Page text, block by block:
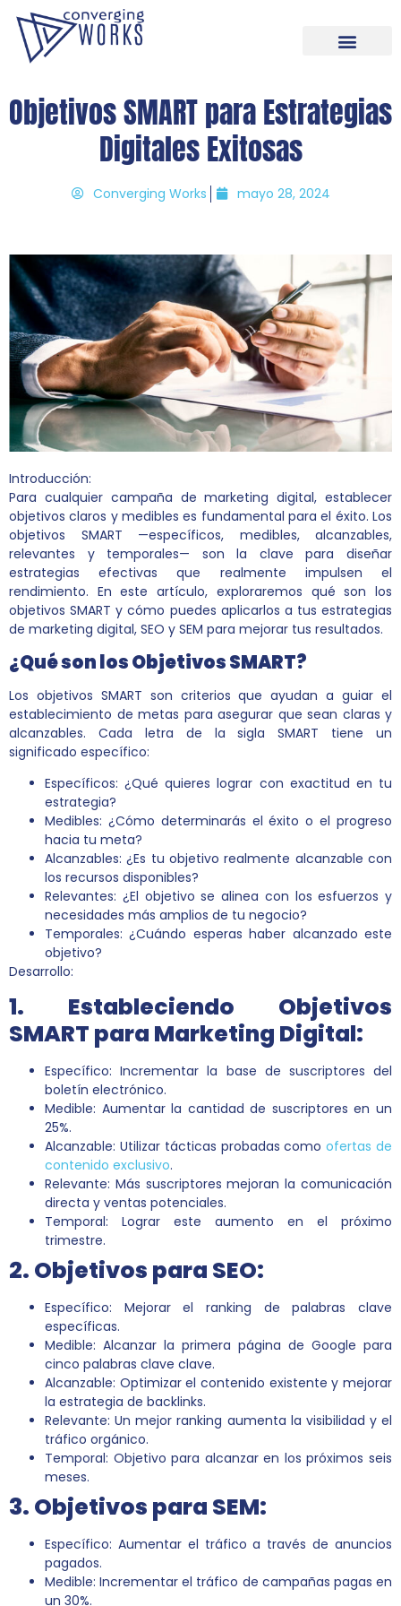
Objetivos SMART para Estrategias
Digitales Exitosas
Converging Works mayo 28, 2024
Introducción:
Para cualquier campaña de marketing digital, establecer
objetivos claros y medibles es fundamental para el éxito. Los
objetivos SMART —específicos, medibles, alcanzables,
relevantes y temporales— son la clave para diseñar
estrategias efectivas que realmente impulsen el
rendimiento. En este artículo, exploraremos qué son los
objetivos SMART y cómo puedes aplicarlos a tus estrategias
de marketing digital, SEO y SEM para mejorar tus resultados.
¿Qué son los Objetivos SMART?
Los objetivos SMART son criterios que ayudan a guiar el
establecimiento de metas para asegurar que sean claras y
alcanzables. Cada letra de la sigla SMART tiene un
significado específico:
Específicos: ¿Qué quieres lograr con exactitud en tu
estrategia?
Medibles: ¿Cómo determinarás el éxito o el progreso
hacia tu meta?
Alcanzables: ¿Es tu objetivo realmente alcanzable con
los recursos disponibles?
Relevantes: ¿El objetivo se alinea con los esfuerzos y
necesidades más amplios de tu negocio?
Temporales: ¿Cuándo esperas haber alcanzado este
objetivo?
Desarrollo:
1. Estableciendo Objetivos
SMART para Marketing Digital:
Específico: Incrementar la base de suscriptores del
boletín electrónico.
Medible: Aumentar la cantidad de suscriptores en un
25%.
Alcanzable: Utilizar tácticas probadas comoofertas de
contenido exclusivo.
Relevante: Más suscriptores mejoran la comunicación
directa y ventas potenciales.
Temporal: Lograr este aumento en el próximo
trimestre.
2. Objetivos para SEO:
Específico: Mejorar el ranking de palabras clave
específicas.
Medible: Alcanzar la primera página de Google para
cinco palabras clave clave.
Alcanzable: Optimizar el contenido existente y mejorar
la estrategia de backlinks.
Relevante: Un mejor ranking aumenta la visibilidad y el
tráfico orgánico.
Temporal: Objetivo para alcanzar en los próximos seis
meses.
3. Objetivos para SEM:
Específico: Aumentar el tráfico a través de anuncios
pagados.
Medible: Incrementar el tráfico de campañas pagas en
un 30%.